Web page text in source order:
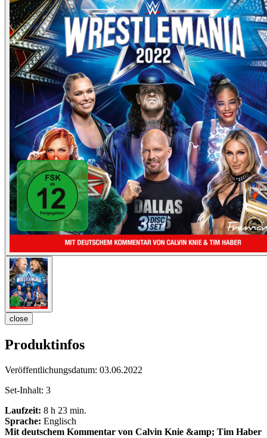
close
Produktinfos
Veröffentlichungsdatum: 03.06.2022
Set-Inhalt: 3
Laufzeit: 8 h 23 min.
Sprache: Englisch
Mit deutschem Kommentar von Calvin Knie &amp; Tim Haber